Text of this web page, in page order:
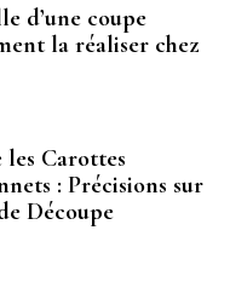
d’une coupe
la réaliser chez
Carottes
: Précisions sur
Découpe